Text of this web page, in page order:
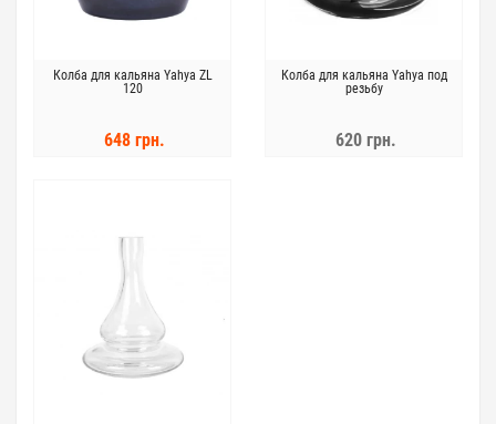
Колба для кальяна Yahya ZL
120
648 грн.
Колба для кальяна Yahya под
резьбу
620 грн.